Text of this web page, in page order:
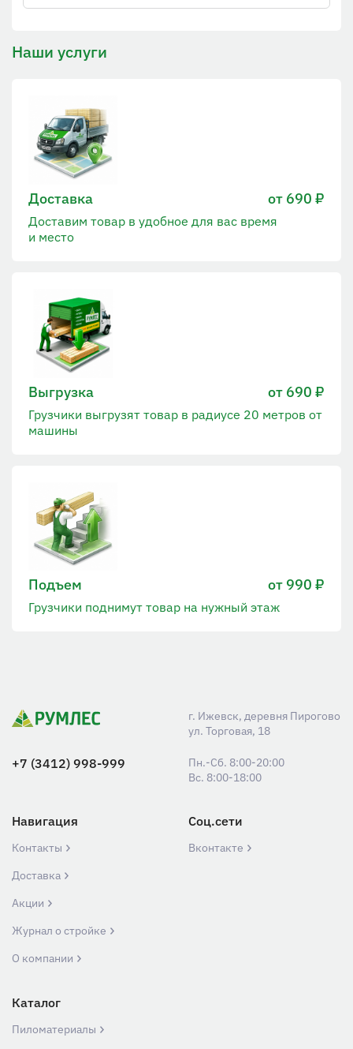
Наши услуги
Доставка от 690 ₽
Доставим товар в удобное для вас время
и место
Выгрузка от 690 ₽
Грузчики выгрузят товар в радиусе 20 метров от
машины
Подъем от 990 ₽
Грузчики поднимут товар на нужный этаж
г. Ижевск, деревня Пирогово
ул. Торговая, 18
+7 (3412) 998-999
Пн.-Сб. 8:00-20:00
Вс. 8:00-18:00
Навигация
Контакты
Доставка
Акции
Журнал о стройке
О компании
Соц.сети
Вконтакте
Каталог
Пиломатериалы